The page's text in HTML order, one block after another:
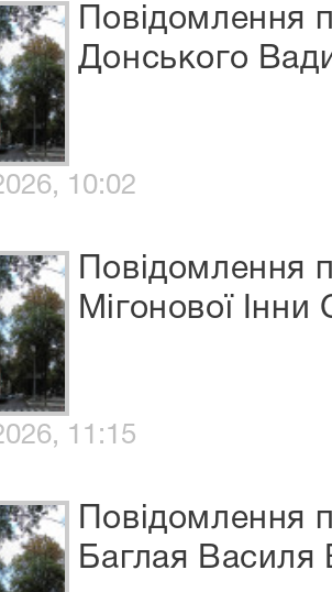
Повідомлення
Донського
10:02
Повідомлення
Мігонової Інни
11:15
Повідомлення
Баглая Василя